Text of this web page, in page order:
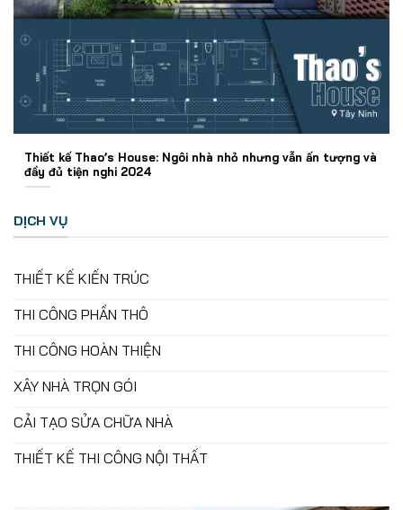
Thiết kế Thao’s House: Ngôi nhà nhỏ nhưng vẫn ấn tượng và
đầy đủ tiện nghi 2024
DỊCH VỤ
THIẾT KẾ KIẾN TRÚC
THI CÔNG PHẦN THÔ
THI CÔNG HOÀN THIỆN
XÂY NHÀ TRỌN GÓI
CẢI TẠO SỬA CHỮA NHÀ
THIẾT KẾ THI CÔNG NỘI THẤT